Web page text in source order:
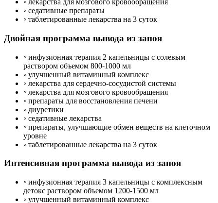
◦ лекарства для мозгового кровообращения
◦ седативные препараты
◦ таблетированные лекарства на 3 суток
Двойная программа вывода из запоя
◦ инфузионная терапия 2 капельницы с солевым
раствором объемом 800-1000 мл
◦ улучшенный витаминный комплекс
◦ лекарства для сердечно-сосудистой системы
◦ лекарства для мозгового кровообращения
◦ препараты для восстановления печени
◦ диуретики
◦ седативные лекарства
◦ препараты, улучшающие обмен веществ на клеточном
уровне
◦ таблетированные лекарства на 3 суток
Интенсивная программа вывода из запоя
◦ инфузионная терапия 3 капельницы с комплексным
детокс раствором объемом 1200-1500 мл
◦ улучшенный витаминный комплекс